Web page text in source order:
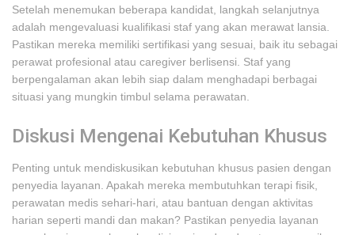
Setelah menemukan beberapa kandidat, langkah selanjutnya
adalah mengevaluasi kualifikasi staf yang akan merawat lansia.
Pastikan mereka memiliki sertifikasi yang sesuai, baik itu sebagai
perawat profesional atau caregiver berlisensi. Staf yang
berpengalaman akan lebih siap dalam menghadapi berbagai
situasi yang mungkin timbul selama perawatan.
Diskusi Mengenai Kebutuhan Khusus
Penting untuk mendiskusikan kebutuhan khusus pasien dengan
penyedia layanan. Apakah mereka membutuhkan terapi fisik,
perawatan medis sehari-hari, atau bantuan dengan aktivitas
harian seperti mandi dan makan? Pastikan penyedia layanan